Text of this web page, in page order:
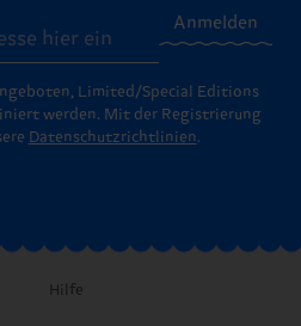
Anmelden
Limited/Special Editions
werden. Mit der Registrierung
Datenschutzrichtlinien.
Hilfe